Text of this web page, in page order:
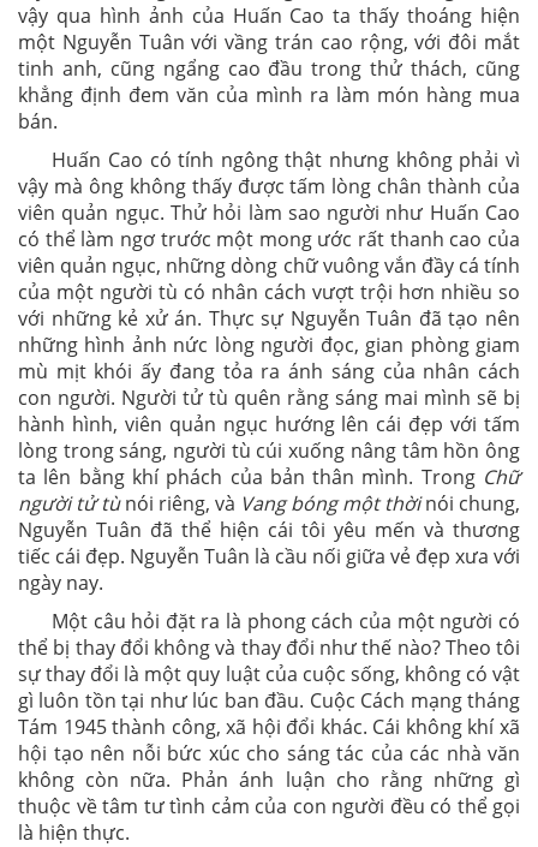
vậy qua hình ảnh của Huấn Cao ta thấy thoáng hiện
một Nguyễn Tuân với vầng trán cao rộng, với đôi mắt
tinh anh, cũng ngẩng cao đầu trong thử thách, cũng
khẳng định đem văn của mình ra làm món hàng mua
bán.
Huấn Cao có tính ngông thật nhưng không phải vì
vậy mà ông không thấy được tấm lòng chân thành của
viên quản ngục. Thử hỏi làm sao người như Huấn Cao
có thể làm ngơ trước một mong ước rất thanh cao của
viên quản ngục, những dòng chữ vuông vắn đầy cá tính
của một người tù có nhân cách vượt trội hơn nhiều so
với những kẻ xử án. Thực sự Nguyễn Tuân đã tạo nên
những hình ảnh nức lòng người đọc, gian phòng giam
mù mịt khói ấy đang tỏa ra ánh sáng của nhân cách
con người. Người tử tù quên rằng sáng mai mình sẽ bị
hành hình, viên quản ngục hướng lên cái đẹp với tấm
lòng trong sáng, người tù cúi xuống nâng tâm hồn ông
ta lên bằng khí phách của bản thân mình. Trong Chữ
người tử tùnói riêng, và Vang bóng một thờinói chung,
Nguyễn Tuân đã thể hiện cái tôi yêu mến và thương
tiếc cái đẹp. Nguyễn Tuân là cầu nối giữa vẻ đẹp xưa với
ngày nay.
Một câu hỏi đặt ra là phong cách của một người có
thể bị thay đổi không và thay đổi như thế nào? Theo tôi
sự thay đổi là một quy luật của cuộc sống, không có vật
gì luôn tồn tại như lúc ban đầu. Cuộc Cách mạng tháng
Tám 1945 thành công, xã hội đổi khác. Cái không khí xã
hội tạo nên nỗi bức xúc cho sáng tác của các nhà văn
không còn nữa. Phản ánh luận cho rằng những gì
thuộc về tâm tư tình cảm của con người đều có thể gọi
là hiện thực.